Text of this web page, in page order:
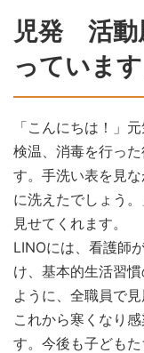
児発 活動
っています
「こんにちは！」
検温、消毒を行っ
す。手洗い表を見
に洗えたでしょう
見せてくれます。
LINOには、看護師
け、基本的生活習
ように、全職員で見
これから寒くなり
す。今後も子ども